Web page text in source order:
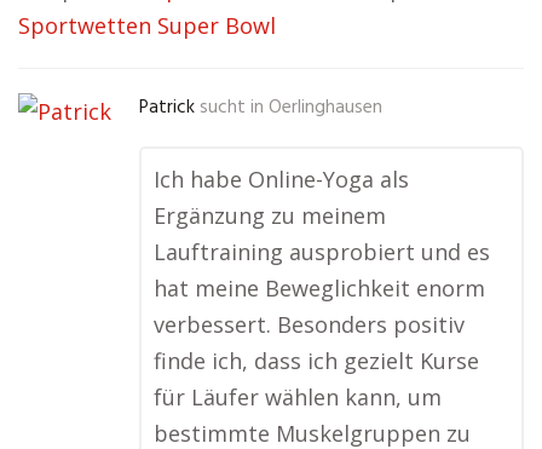
Sportwetten Super Bowl
Patrick sucht in Oerlinghausen
Ich habe Online-Yoga als
Ergänzung zu meinem
Lauftraining ausprobiert und es
hat meine Beweglichkeit enorm
verbessert. Besonders positiv
finde ich, dass ich gezielt Kurse
für Läufer wählen kann, um
bestimmte Muskelgruppen zu